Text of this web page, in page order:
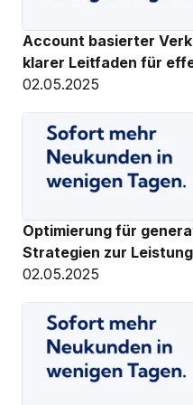
Account basierter
klarer Leitfaden für
02.05.2025
Optimierung für
Strategien zur
02.05.2025